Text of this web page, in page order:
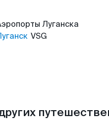
Луганска
VSG